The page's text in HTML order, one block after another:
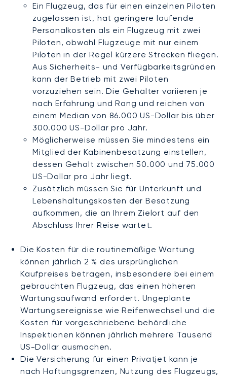
Ein Flugzeug, das für einen einzelnen Piloten
zugelassen ist, hat geringere laufende
Personalkosten als ein Flugzeug mit zwei
Piloten, obwohl Flugzeuge mit nur einem
Piloten in der Regel kürzere Strecken fliegen.
Aus Sicherheits- und Verfügbarkeitsgründen
kann der Betrieb mit zwei Piloten
vorzuziehen sein. Die Gehälter variieren je
nach Erfahrung und Rang und reichen von
einem Median von 86.000 US-Dollar bis über
300.000 US-Dollar pro Jahr.
Möglicherweise müssen Sie mindestens ein
Mitglied der Kabinenbesatzung einstellen,
dessen Gehalt zwischen 50.000 und 75.000
US-Dollar pro Jahr liegt.
Zusätzlich müssen Sie für Unterkunft und
Lebenshaltungskosten der Besatzung
aufkommen, die an Ihrem Zielort auf den
Abschluss Ihrer Reise wartet.
Die Kosten für die routinemäßige Wartung
können jährlich 2 % des ursprünglichen
Kaufpreises betragen, insbesondere bei einem
gebrauchten Flugzeug, das einen höheren
Wartungsaufwand erfordert. Ungeplante
Wartungsereignisse wie Reifenwechsel und die
Kosten für vorgeschriebene behördliche
Inspektionen können jährlich mehrere Tausend
US-Dollar ausmachen.
Die Versicherung für einen Privatjet kann je
nach Haftungsgrenzen, Nutzung des Flugzeugs,